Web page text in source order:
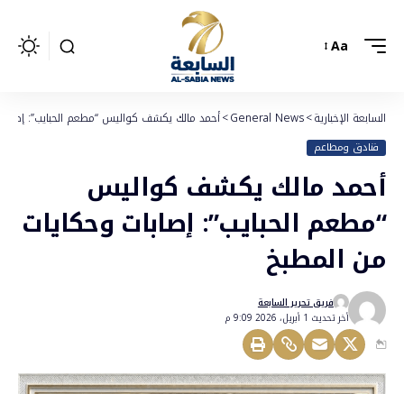
Aa
السابعة الإخبارية>
General News
>أحمد مالك يكشف كواليس “مطعم الحبايب”:
فنادق ومطاعم
أحمد مالك يكشف كواليس
“مطعم الحبايب”: إصابات وحكايات
من المطبخ
أخر تحديث 1 أبريل، 2026 9:09 م
فريق تحرير السابعة